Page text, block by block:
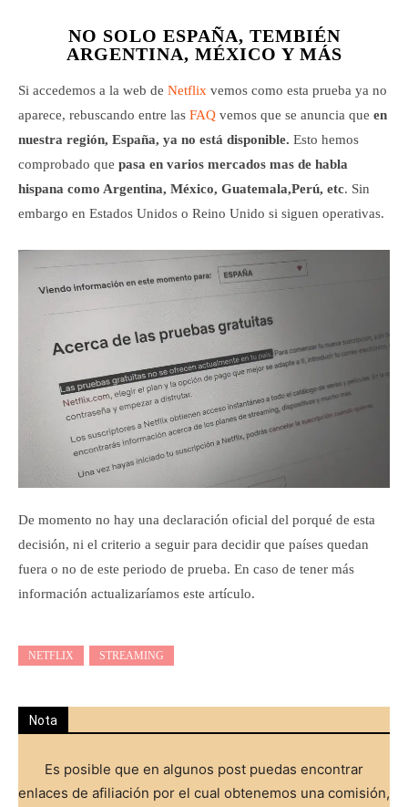
NO SOLO ESPAÑA, TEMBIÉN
ARGENTINA, MÉXICO Y MÁS
Si accedemos a la web de Netflix vemos como esta prueba ya no
aparece, rebuscando entre las FAQ vemos que se anuncia que en
nuestra región, España, ya no está disponible. Esto hemos
comprobado que pasa en varios mercados mas de habla
hispana como Argentina, México, Guatemala,Perú, etc. Sin
embargo en Estados Unidos o Reino Unido si siguen operativas.
De momento no hay una declaración oficial del porqué de esta
decisión, ni el criterio a seguir para decidir que países quedan
fuera o no de este periodo de prueba. En caso de tener más
información actualizaríamos este artículo.
NETFLIX STREAMING
Nota
Es posible que en algunos post puedas encontrar
enlaces de afiliación por el cual obtenemos una comisión,